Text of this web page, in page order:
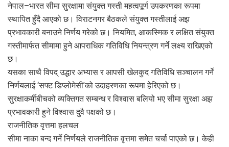
नेपाल–भारत सीमा सुरक्षामा संयुक्त गस्ती महत्वपूर्ण उपकरणका रूपमा
स्थापित हुँदै आएको छ। विराटनगर बैठकले संयुक्त गस्तीलाई अझ
प्रभावकारी बनाउने निर्णय गरेको छ। नियमित, आकस्मिक र लक्षित संयुक्त
गस्तीमार्फत सीमामा हुने आपराधिक गतिविधि नियन्त्रण गर्ने लक्ष्य राखिएको
छ।
यसका साथै विपद् उद्धार अभ्यास र आपसी खेलकुद गतिविधि सञ्चालन गर्ने
निर्णयलाई ‘सफ्ट डिप्लोमेसी’को उदाहरणका रूपमा हेरिएको छ।
सुरक्षाकर्मीबीचको व्यक्तिगत सम्बन्ध र विश्वास बलियो भए सीमा सुरक्षा अझ
प्रभावकारी हुने विश्वास दुवै पक्षको छ।
राजनीतिक वृत्तमा हलचल
सीमा नाका बन्द गर्ने निर्णयले राजनीतिक वृत्तमा समेत चर्चा पाएको छ। केही